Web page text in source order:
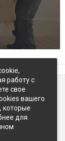
д.5
работу с
свое
вашего
которые
для